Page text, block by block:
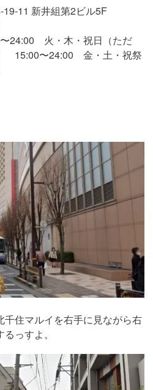
11 新井組第2ビル5F
24:00 火・木・祝日（ただ
15:00〜24:00 金・土・祝祭
千住マルイを右手に見ながら右
っすよ。